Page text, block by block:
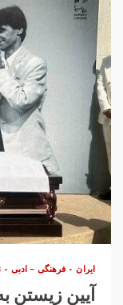
ایران فرهنگی – ادبی
آیین زیستن